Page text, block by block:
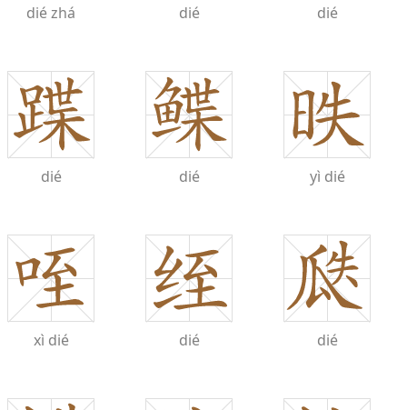
diézhá dié dié
dié dié yì dié
xì dié dié dié